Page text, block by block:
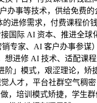
办事等技术，供给免费
进修需求，付费课程价
国际 AI 资本、推进全
专家、AI 客户办事参
进修 AI 技术、适配课
阶」模式，艰涩理论，
人才，平台社群空气稠
，培训模式矫捷，学生